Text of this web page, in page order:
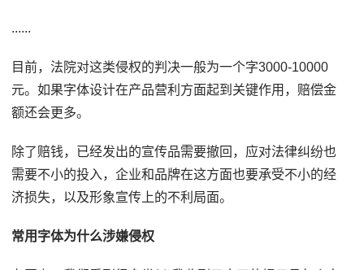
......
目前，法院对这类侵权的判决一般为一个字3000-10000
元。如果字体设计在产品营利方面起到关键作用，赔偿金
额还会更多。
除了赔钱，已经发出的宣传品需要撤回，应对法律纠纷也
需要不小的投入，企业和品牌在这方面也要承受不小的经
济损失，以及形象宣传上的不利局面。
常用字体为什么涉嫌侵权